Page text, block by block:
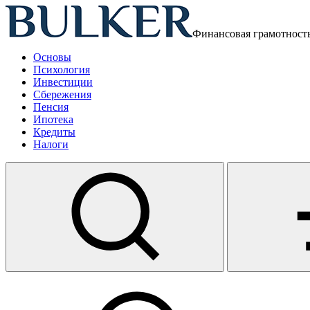
Финансовая
Основы
Психология
Инвестиции
Сбережения
Пенсия
Ипотека
Кредиты
Налоги